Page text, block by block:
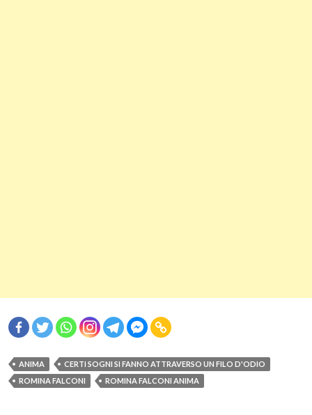
ANIMA
CERTI SOGNI SI FANNO ATTRAVERSO UN FILO D'ODIO
ROMINA FALCONI
ROMINA FALCONI ANIMA